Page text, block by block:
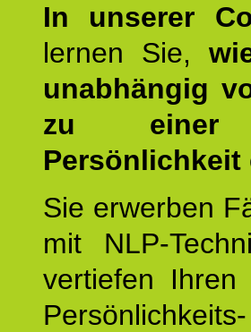
In unserer
lernen Sie,
unabhängig
zu einer
Sie erwerben
mit NLP-
vertiefen Ihren